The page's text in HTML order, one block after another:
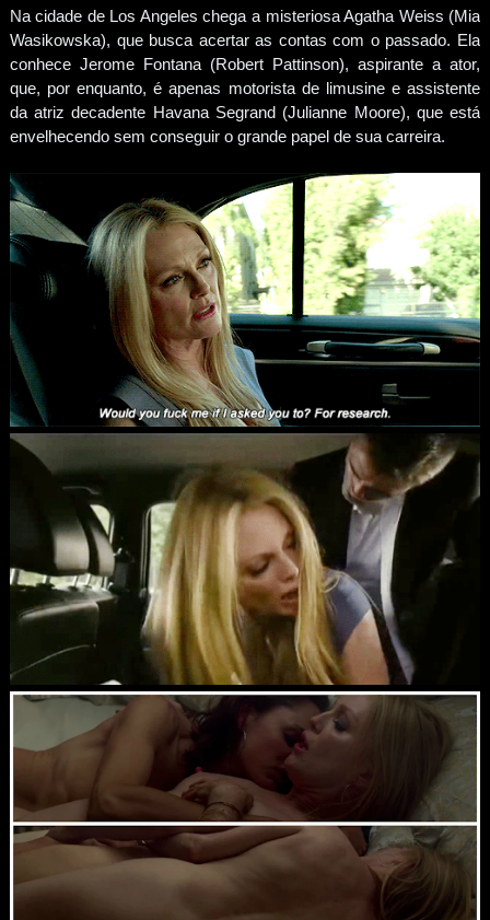
Na cidade de Los Angeles chega a misteriosa Agatha Weiss (Mia
Wasikowska), que busca acertar as contas com o passado. Ela
conhece Jerome Fontana (Robert Pattinson), aspirante a ator,
que, por enquanto, é apenas motorista de limusine e assistente
da atriz decadente Havana Segrand (Julianne Moore), que está
envelhecendo sem conseguir o grande papel de sua carreira.